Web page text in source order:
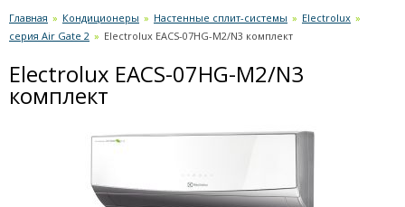
Кондиционеры
Главная » Кондиционеры » Настенные сплит-системы » Electrolux »
серия Air Gate 2 » Electrolux EACS-07HG-M2/N3 комплект
Electrolux EACS-07HG-M2/N3
комплект